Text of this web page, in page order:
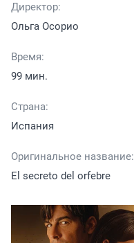
Директор:
Ольга Осорио
Время:
99 мин.
Страна:
Испания
Оригинальное название:
El secreto del orfebre